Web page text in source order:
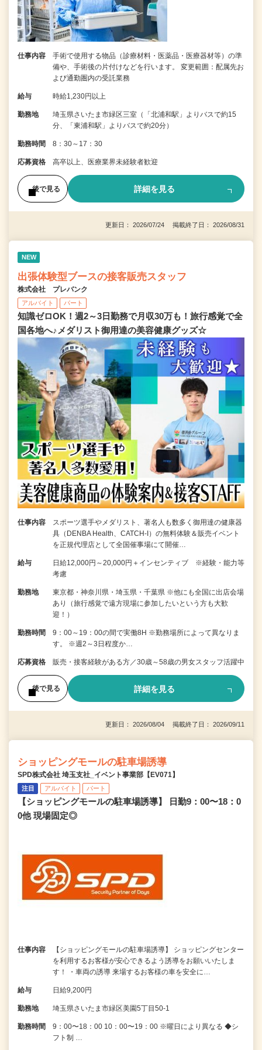
仕事内容
手術で使用する物品（診療材料・医薬品・医療器材等）の準
備や、手術後の片付けなどを行います。 変更範囲：配属先お
よび通勤圏内の受託業務
給与 時給1,230円以上
勤務地
埼玉県さいたま市緑区三室（「北浦和駅」よりバスで約15
分、「東浦和駅」よりバスで約20分）
勤務時間 8：30～17：30
応募資格 高卒以上、医療業界未経験者歓迎
後で見る 詳細を見る
更新日： 2026/07/24 掲載終了日： 2026/08/31
NEW
出張体験型ブースの接客販売スタッフ
株式会社 プレバンク
アルバイト パート
知識ゼロOK！週2～3日勤務で月収30万も！旅行感覚で全
国各地へ♪メダリスト御用達の美容健康グッズ☆
仕事内容
スポーツ選手やメダリスト、著名人も数多く御用達の健康器
具（DENBA Health、CATCH-I）の無料体験＆販売イベント
を正規代理店として全国催事場にて開催…
給与
日給12,000円～20,000円＋インセンティブ ※経験・能力等
考慮
勤務地
東京都・神奈川県・埼玉県・千葉県 ※他にも全国に出店会場
あり（旅行感覚で遠方現場に参加したいという方も大歓
迎！）
勤務時間
9：00～19：00の間で実働8H ※勤務場所によって異なりま
す。 ※週2～3日程度か…
応募資格 販売・接客経験がある方／30歳～58歳の男女スタッフ活躍中
後で見る 詳細を見る
更新日： 2026/08/04 掲載終了日： 2026/09/11
ショッピングモールの駐車場誘導
SPD株式会社 埼玉支社_イベント事業部【EV071】
注目 アルバイト パート
【ショッピングモールの駐車場誘導】 日勤9：00〜18：0
0他 現場固定◎
仕事内容
【ショッピングモールの駐車場誘導】 ショッピングセンター
を利用するお客様が安心できるよう誘導をお願いいたしま
す！ ・車両の誘導 来場するお客様の車を安全に…
給与 日給9,200円
勤務地 埼玉県さいたま市緑区美園5丁目50-1
勤務時間
9：00〜18：00 10：00〜19：00 ※曜日により異なる ◆シ
フト制 …